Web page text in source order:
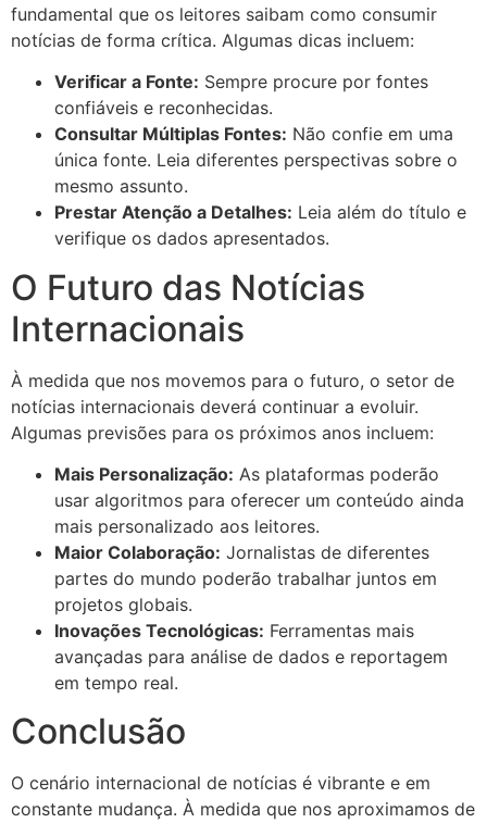
fundamental que os leitores saibam como consumir
notícias de forma crítica. Algumas dicas incluem:
Verificar a Fonte: Sempre procure por fontes
confiáveis e reconhecidas.
Consultar Múltiplas Fontes: Não confie em uma
única fonte. Leia diferentes perspectivas sobre o
mesmo assunto.
Prestar Atenção a Detalhes: Leia além do título e
verifique os dados apresentados.
O Futuro das Notícias
Internacionais
À medida que nos movemos para o futuro, o setor de
notícias internacionais deverá continuar a evoluir.
Algumas previsões para os próximos anos incluem:
Mais Personalização: As plataformas poderão
usar algoritmos para oferecer um conteúdo ainda
mais personalizado aos leitores.
Maior Colaboração: Jornalistas de diferentes
partes do mundo poderão trabalhar juntos em
projetos globais.
Inovações Tecnológicas: Ferramentas mais
avançadas para análise de dados e reportagem
em tempo real.
Conclusão
O cenário internacional de notícias é vibrante e em
constante mudança. À medida que nos aproximamos de